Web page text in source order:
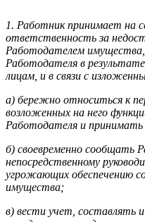
1. Работник принимает на
ответственность за
Работодателем
Работодателя в
лицам, и в связи с
а) бережно относиться к
возложенных на него
Работодателя и
б) своевременно сообщать
непосредственному
угрожающих обеспечению
имущества;
в) вести учет, составлять